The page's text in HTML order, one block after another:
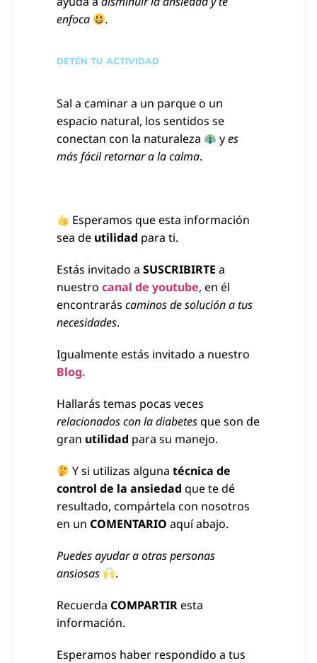
enfoca
.
DETÉN TU ACTIVIDAD
Sal a caminar a un parque o un
espacio natural, los sentidos se
conectan con la naturaleza
yes
más fácil retornar a la calma.
Esperamos que esta información
sea de utilidad para ti.
Estás invitado a SUSCRIBIRTE a
nuestro canal de youtube, en él
encontrarás caminos de solución a tus
necesidades.
Igualmente estás invitado a nuestro
Blog.
Hallarás temas pocas veces
relacionados con la diabetesque son de
gran utilidad para su manejo.
Y si utilizas algunatécnica de
control de la ansiedad que te dé
resultado, compártela con nosotros
en un COMENTARIO aquí abajo.
Puedes ayudar a otras personas
ansiosas
.
Recuerda COMPARTIResta
información.
Esperamos haber respondido a tus